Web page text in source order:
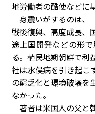
地労働者の酷使などに
身震いがするのは、
戦後復興、高度成長、
途上国開発などの形
る。植民地期朝鮮で利
社は水俣病を引き起こ
の窮乏化と環境破壊を
なかった。
著者は米国人の父と